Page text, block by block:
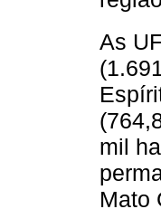
As
mil
Mato